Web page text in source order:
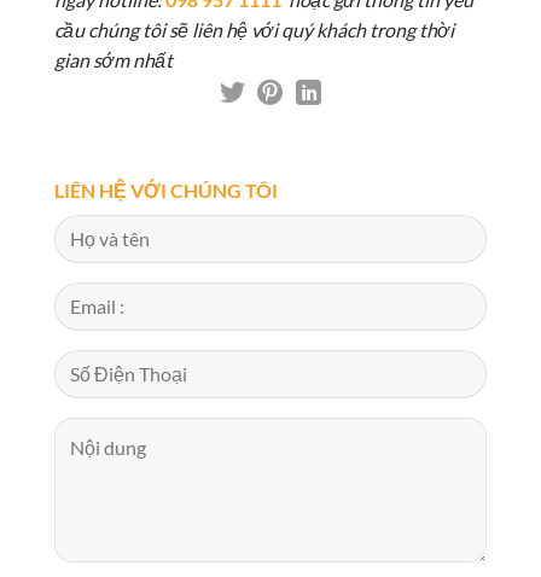
cầu chúng tôi sẽ liên hệ với quý khách trong thời
gian sớm nhất
LIÊN HỆ VỚI CHÚNG TÔI